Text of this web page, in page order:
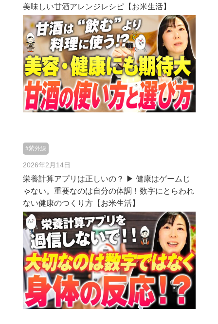
美味しい甘酒アレンジレシピ【お米生活】
#紫外線
2026年2月14日
栄養計算アプリは正しいの？ ▶︎ 健康はゲームじ
ゃない。重要なのは自分の体調！数字にとらわれ
ない健康のつくり方【お米生活】